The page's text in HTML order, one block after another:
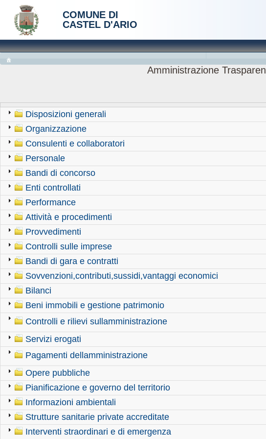
COMUNE DI
CASTEL D'ARIO
Amministrazione
Disposizioni generali
Organizzazione
Consulenti e collaboratori
Personale
Bandi di concorso
Enti controllati
Performance
Attività e procedimenti
Provvedimenti
Controlli sulle imprese
Bandi di gara e contratti
Sovvenzioni,contributi,sussidi,vantaggi economici
Bilanci
Beni immobili e gestione patrimonio
Controlli e rilievi sullamministrazione
Servizi erogati
Pagamenti dellamministrazione
Opere pubbliche
Pianificazione e governo del territorio
Informazioni ambientali
Strutture sanitarie private accreditate
Interventi straordinari e di emergenza